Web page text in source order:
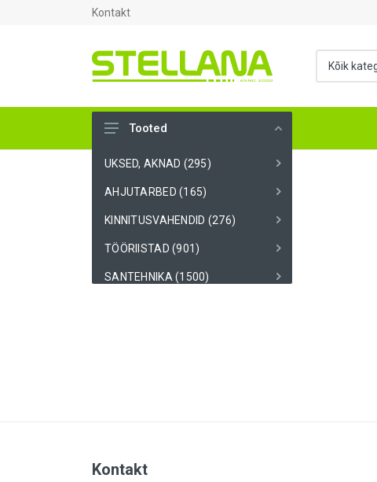
Kontakt
UKSED, AKNAD (295)
AHJUTARBED (165)
KINNITUSVAHENDID (276)
TÖÖRIISTAD (901)
SANTEHNIKA (1500)
LIISTUD (183)
Tooted
Kontakt